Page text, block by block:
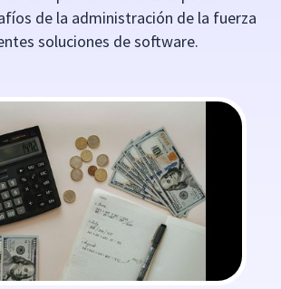
de la administración de la fuerza
soluciones de software.